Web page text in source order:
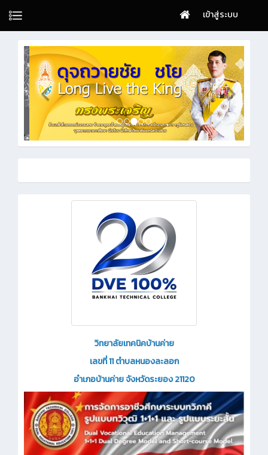
เข้าสู่ระบบ
วิทยาลัยเทคนิคบ้านค่าย
เลขที่ 11 ตำบลหนองละลอก
อำเภอบ้านค่าย จังหวัดระยอง 21120